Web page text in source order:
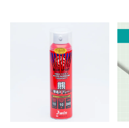
イノシシ対策
シカ対策
アライグマ対策